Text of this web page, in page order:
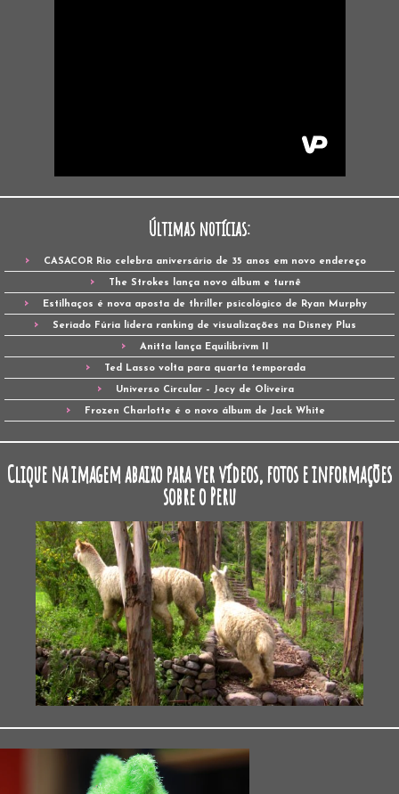
Últimas notícias:
CASACOR Rio celebra aniversário de 35 anos em novo endereço
The Strokes lança novo álbum e turnê
Estilhaços é nova aposta de thriller psicológico de Ryan Murphy
Seriado Fúria lidera ranking de visualizações na Disney Plus
Anitta lança Equilibrivm II
Ted Lasso volta para quarta temporada
Universo Circular – Jocy de Oliveira
Frozen Charlotte é o novo álbum de Jack White
Clique na imagem abaixo para ver vídeos, fotos e informações
sobre o Peru